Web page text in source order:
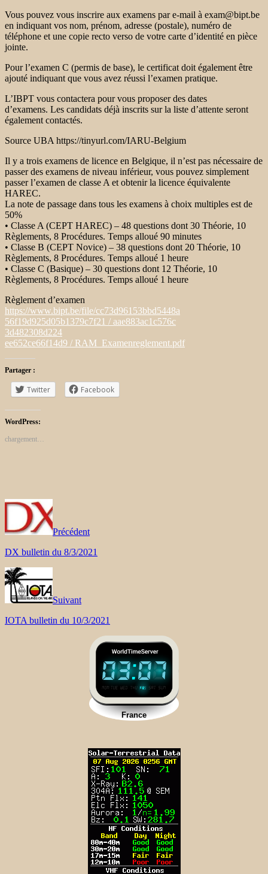
Vous pouvez vous inscrire aux examens par e-mail à exam@bipt.be
en indiquant vos nom, prénom, adresse (postale), numéro de
téléphone et une copie recto verso de votre carte d’identité en pièce
jointe.
Pour l’examen C (permis de base), le certificat doit également être
ajouté indiquant que vous avez réussi l’examen pratique.
L’IBPT vous contactera pour vous proposer des dates
d’examens. Les candidats déjà inscrits sur la liste d’attente seront
également contactés.
Source UBA https://tinyurl.com/IARU-Belgium
Il y a trois examens de licence en Belgique, il n’est pas nécessaire de
passer des examens de niveau inférieur, vous pouvez simplement
passer l’examen de classe A et obtenir la licence équivalente
HAREC.
La note de passage dans tous les examens à choix multiples est de
50%
• Classe A (CEPT HAREC) – 48 questions dont 30 Théorie, 10
Règlements, 8 Procédures. Temps alloué 90 minutes
• Classe B (CEPT Novice) – 38 questions dont 20 Théorie, 10
Règlements, 8 Procédures. Temps alloué 1 heure
• Classe C (Basique) – 30 questions dont 12 Théorie, 10
Règlements, 8 Procédures. Temps alloué 1 heure
Règlement d’examen
https://www.bipt.be/file/cc73d96153bbd5448a
56f19d925d05b1379c7f21 / aae883ac1c576c
3d482308d224
ee652ce66f14d9 / RAM_Examenreglement.pdf
Partager :
Twitter Facebook
WordPress:
chargement…
Précédent
DX bulletin du 8/3/2021
Suivant
IOTA bulletin du 10/3/2021